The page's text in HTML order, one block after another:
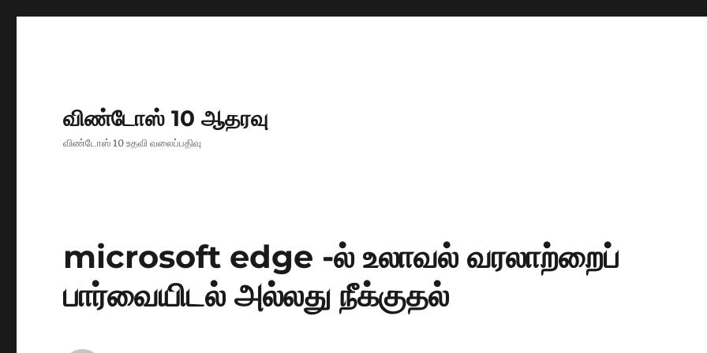
விண்டோஸ் 10 ஆதரவு
விண்டோஸ் 10 உதவி வலைப்பதிவு
microsoft edge -ல் உலாவல் வரலாற்றைப்
பார்வையிடல் அல்லது நீக்குதல்